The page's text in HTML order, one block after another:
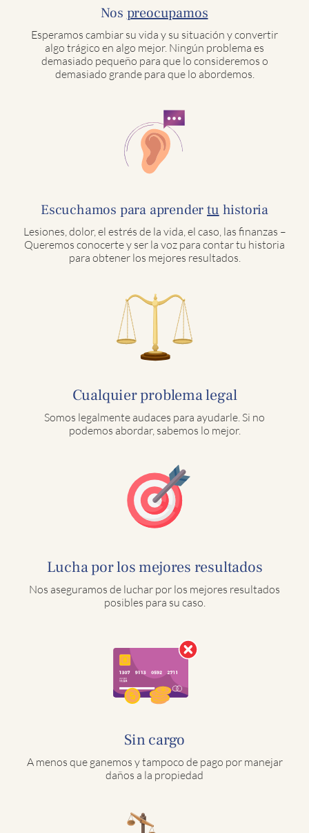
Nos preocupamos
Esperamos cambiar su vida y su situación y convertir
algo trágico en algo mejor. Ningún problema es
demasiado pequeño para que lo consideremos o
demasiado grande para que lo abordemos.
Escuchamos para aprendertuhistoria
Lesiones, dolor, el estrés de la vida, el caso, las finanzas –
Queremos conocerte y ser la voz para contar tu historia
para obtener los mejores resultados.
Cualquier problema legal
Somos legalmente audaces para ayudarle. Si no
podemos abordar, sabemos lo mejor.
Lucha por los mejores resultados
Nos aseguramos de luchar por los mejores resultados
posibles para su caso.
Sin cargo
A menos que ganemos y tampoco de pago por manejar
daños a la propiedad